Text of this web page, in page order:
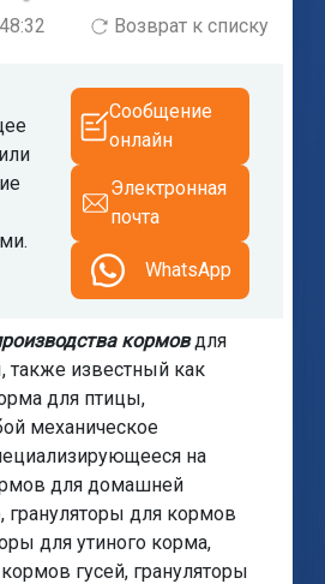
Возврат к списку
Сообщение
онлайн
Электронная
почта
WhatsApp
кормовдля
известный как
для птицы,
механическое
на
для домашней
грануляторы для кормов
для утиного корма,
гусей, грануляторы